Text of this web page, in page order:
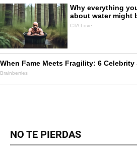
NO TE PIERDAS